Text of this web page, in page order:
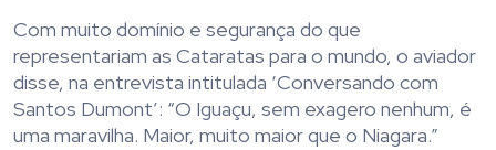
Com muito domínio e segurança do que
representariam as Cataratas para o mundo, o aviador
disse, na entrevista intitulada ‘Conversando com
Santos Dumont’: “O Iguaçu, sem exagero nenhum, é
uma maravilha. Maior, muito maior que o Niagara.”